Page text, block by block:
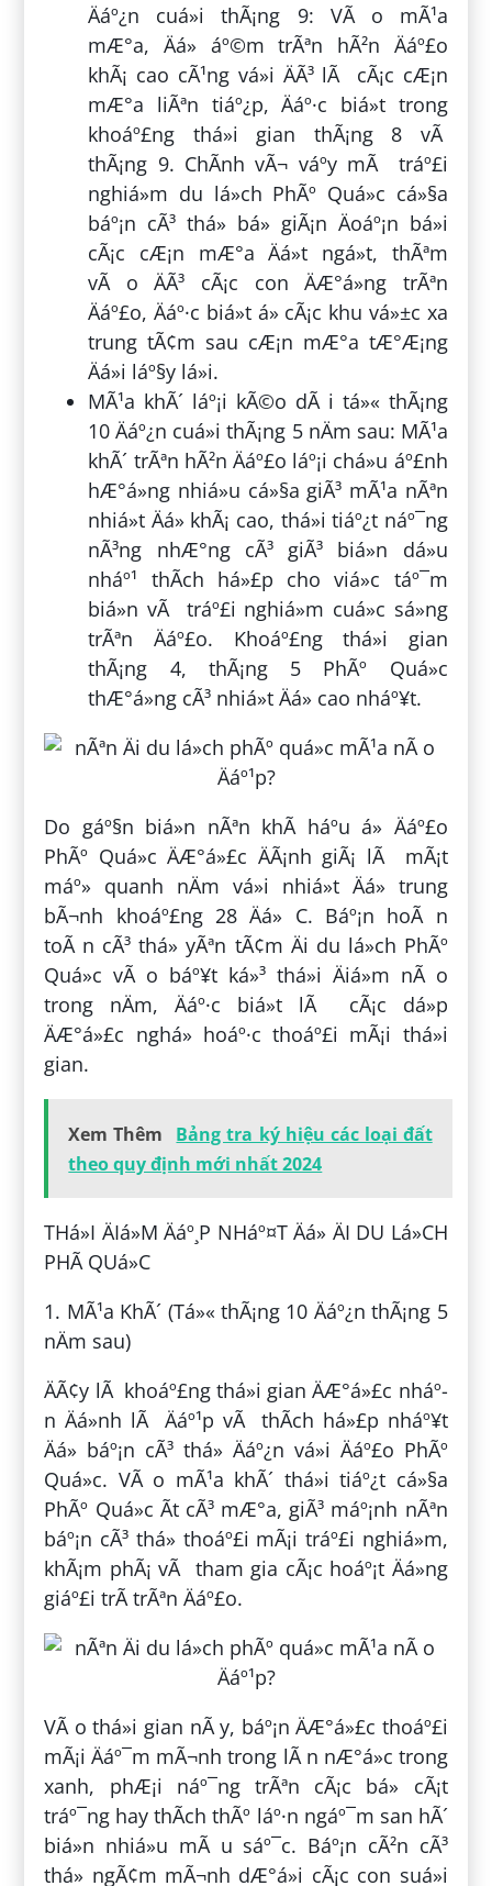
Äáº¿n cuá»i thÃ¡ng 9: VÃ o mÃ¹a
mÆ°a, Äá» áº©m trÃªn hÃ²n Äáº£o
khÃ¡ cao cÃ¹ng vá»i ÄÃ³ lÃ cÃ¡c cÆ¡n
mÆ°a liÃªn tiáº¿p, Äáº·c biá»t trong
khoáº£ng thá»i gian thÃ¡ng 8 vÃ
thÃ¡ng 9. ChÃ­nh vÃ¬ váº­y mÃ tráº£i
nghiá»m du lá»ch PhÃº Quá»c cá»§a
báº¡n cÃ³ thá» bá» giÃ¡n Äoáº¡n bá»i
cÃ¡c cÆ¡n mÆ°a Äá»t ngá»t, thÃªm
vÃ o ÄÃ³ cÃ¡c con ÄÆ°á»ng trÃªn
Äáº£o, Äáº·c biá»t á» cÃ¡c khu vá»±c xa
trung tÃ¢m sau cÆ¡n mÆ°a tÆ°Æ¡ng
Äá»i láº§y lá»i.
MÃ¹a khÃ´ láº¡i kÃ©o dÃ i tá»« thÃ¡ng
10 Äáº¿n cuá»i thÃ¡ng 5 nÄm sau: MÃ¹a
khÃ´ trÃªn hÃ²n Äáº£o láº¡i chá»u áº£nh
hÆ°á»ng nhiá»u cá»§a giÃ³ mÃ¹a nÃªn
nhiá»t Äá» khÃ¡ cao, thá»i tiáº¿t náº¯ng
nÃ³ng nhÆ°ng cÃ³ giÃ³ biá»n dá»u
nháº¹ thÃ­ch há»£p cho viá»c táº¯m
biá»n vÃ tráº£i nghiá»m cuá»c sá»ng
trÃªn Äáº£o. Khoáº£ng thá»i gian
thÃ¡ng 4, thÃ¡ng 5 PhÃº Quá»c
thÆ°á»ng cÃ³ nhiá»t Äá» cao nháº¥t.
Do gáº§n biá»n nÃªn khÃ­ háº­u á» Äáº£o
PhÃº Quá»c ÄÆ°á»£c ÄÃ¡nh giÃ¡ lÃ mÃ¡t
máº» quanh nÄm vá»i nhiá»t Äá» trung
bÃ¬nh khoáº£ng 28 Äá» C. Báº¡n hoÃ n
toÃ n cÃ³ thá» yÃªn tÃ¢m Äi du lá»ch PhÃº
Quá»c vÃ o báº¥t ká»³ thá»i Äiá»m nÃ o
trong nÄm, Äáº·c biá»t lÃ cÃ¡c dá»p
ÄÆ°á»£c nghá» hoáº·c thoáº£i mÃ¡i thá»i
gian.
Xem Thêm
Bảng tra ký hiệu các loại đất
theo quy định mới nhất 2024
THá»I ÄIá»M Äáº¸P NHáº¤T Äá» ÄI DU Lá»CH
PHÃ QUá»C
1. MÃ¹a KhÃ´ (Tá»« thÃ¡ng 10 Äáº¿n thÃ¡ng 5
nÄm sau)
ÄÃ¢y lÃ khoáº£ng thá»i gian ÄÆ°á»£c nháº­
n Äá»nh lÃ Äáº¹p vÃ thÃ­ch há»£p nháº¥t
Äá» báº¡n cÃ³ thá» Äáº¿n vá»i Äáº£o PhÃº
Quá»c. VÃ o mÃ¹a khÃ´ thá»i tiáº¿t cá»§a
PhÃº Quá»c Ã­t cÃ³ mÆ°a, giÃ³ máº¡nh nÃªn
báº¡n cÃ³ thá» thoáº£i mÃ¡i tráº£i nghiá»m,
khÃ¡m phÃ¡ vÃ tham gia cÃ¡c hoáº¡t Äá»ng
giáº£i trÃ­ trÃªn Äáº£o.
VÃ o thá»i gian nÃ y, báº¡n ÄÆ°á»£c thoáº£i
mÃ¡i Äáº¯m mÃ¬nh trong lÃ n nÆ°á»c trong
xanh, phÆ¡i náº¯ng trÃªn cÃ¡c bá» cÃ¡t
tráº¯ng hay thÃ­ch thÃº láº·n ngáº¯m san hÃ´
biá»n nhiá»u mÃ u sáº¯c. Báº¡n cÃ²n cÃ³
thá» ngÃ¢m mÃ¬nh dÆ°á»i cÃ¡c con suá»i